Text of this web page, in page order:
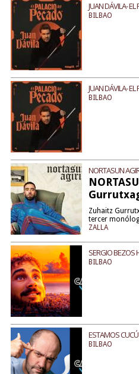
JUAN DÁVILA-
BILBAO
JUAN DÁVILA-
BILBAO
NORTASUN
Zuhaitz
tercer
ZALLA
SERGIO BEZOS
BILBAO
ESTAMOS
BILBAO